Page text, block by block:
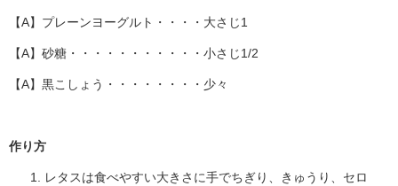
【A】プレーンヨーグルト・・・・大さじ1
【A】砂糖・・・・・・・・・・・小さじ1/2
【A】黒こしょう・・・・・・・・少々
作り方
レタスは食べやすい大きさに手でちぎり、きゅうり、セロ